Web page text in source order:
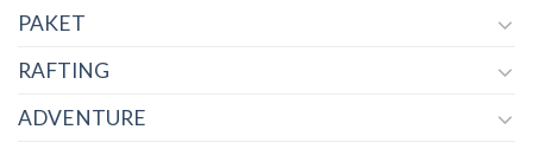
PAKET
RAFTING
ADVENTURE